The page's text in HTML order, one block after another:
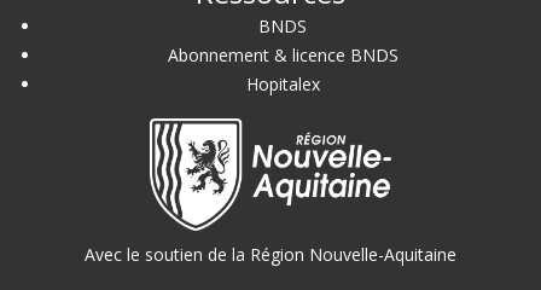
BNDS
Abonnement & licence BNDS
Hopitalex
Avec le soutien de la Région Nouvelle-Aquitaine